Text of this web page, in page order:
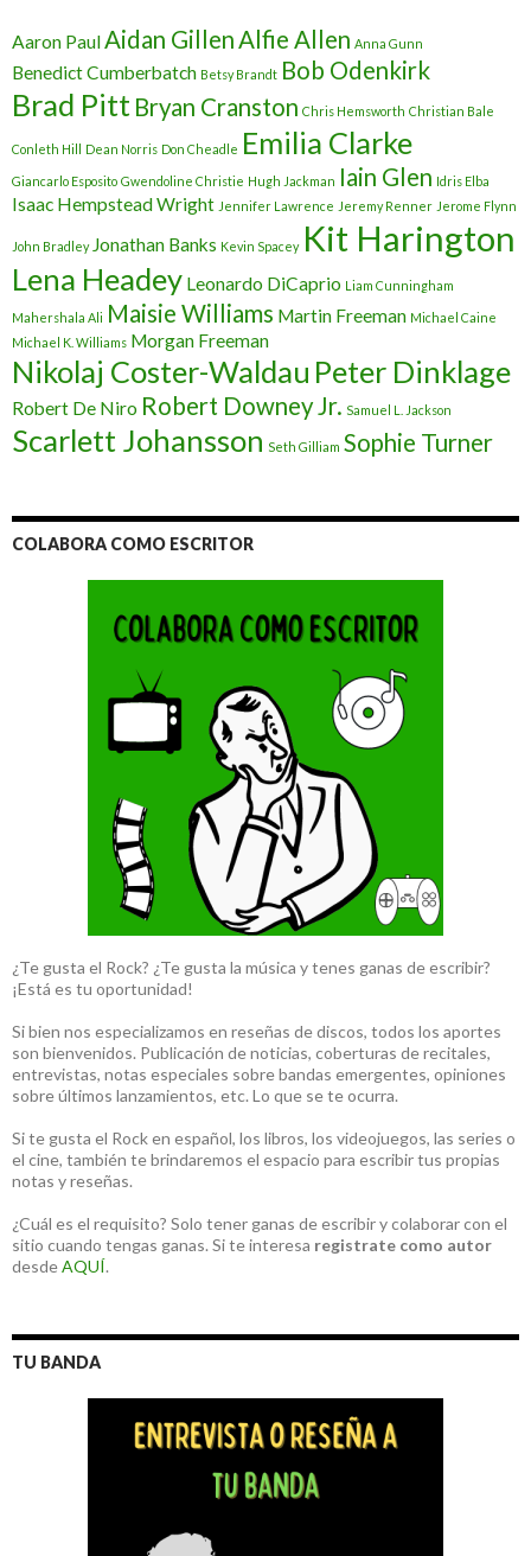
Aaron PaulAidan GillenAlfie Allen Anna Gunn
Benedict Cumberbatch Betsy Brandt Bob Odenkirk
Brad Pitt Bryan Cranston Chris Hemsworth Christian Bale
Conleth Hill Dean Norris Don Cheadle Emilia Clarke
Giancarlo Esposito Gwendoline Christie Hugh Jackman Iain Glen Idris Elba
Isaac Hempstead Wright Jennifer Lawrence Jeremy Renner Jerome Flynn
John Bradley Jonathan Banks Kevin Spacey Kit Harington
Lena Headey Leonardo DiCaprio Liam Cunningham
Mahershala Ali Maisie Williams Martin Freeman Michael Caine
Michael K. Williams Morgan Freeman
Nikolaj Coster-Waldau Peter Dinklage
Robert De Niro Robert Downey Jr. Samuel L. Jackson
Scarlett Johansson Seth Gilliam Sophie Turner
COLABORA COMO ESCRITOR
¿Te gusta el Rock? ¿Te gusta la música y tenes ganas de escribir?
¡Está es tu oportunidad!
Si bien nos especializamos en reseñas de discos, todos los aportes
son bienvenidos. Publicación de noticias, coberturas de recitales,
entrevistas, notas especiales sobre bandas emergentes, opiniones
sobre últimos lanzamientos, etc. Lo que se te ocurra.
Si te gusta el Rock en español, los libros, los videojuegos, las series o
el cine, también te brindaremos el espacio para escribir tus propias
notas y reseñas.
¿Cuál es el requisito? Solo tener ganas de escribir y colaborar con el
sitio cuando tengas ganas. Si te interesa registrate como autor
desdeAQUÍ.
TU BANDA